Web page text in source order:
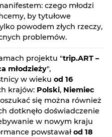
czego młodzi
by tytułowe
powodem złych rzeczy,
problemów.
projektu "trip.ART –
młodzieży",
w wieku od 16
krajów: Polski, Niemiec
się można również
dotknęło doświadczenie
w nowym kraju
powstawałod 18